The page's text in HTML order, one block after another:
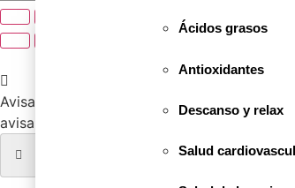
Ácidos grasos
Antioxidantes
Descanso y relax
Salud
Avisarme cuando haya stock
Te
avisamos!